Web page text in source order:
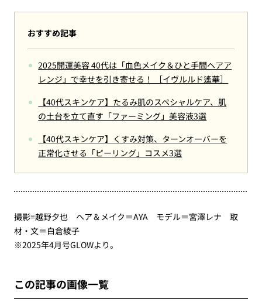
おすすめ記事
2025開運美容 40代は「血色メイク＆ひと手間ヘアア
レンジ」で幸せを引き寄せる！ ［イヴルルド遙華］
【40代スキンケア】たるみ肌のスペシャルケア、肌
の土台を立て直す「ファーミング」美容液3選
【40代スキンケア】くすみ対策、ターンオーバーを
正常化させる「ピーリング」コスメ3選
撮影=越野夕也 ヘア＆メイク＝AYA モデル＝宮澤レナ 取
材・文＝白倉綾子
※2025年4月号GLOWより。
この記事の画像一覧